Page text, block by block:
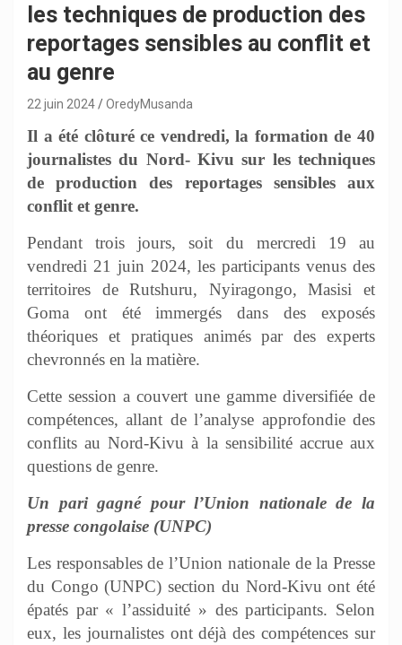
les techniques de production des
reportages sensibles au conflit et
au genre
22 juin 2024 OredyMusanda
Il a été clôturé ce vendredi, la formation de 40
journalistes du Nord- Kivu sur les techniques
de production des reportages sensibles aux
conflit et genre.
Pendant trois jours, soit du mercredi 19 au
vendredi 21 juin 2024, les participants venus des
territoires de Rutshuru, Nyiragongo, Masisi et
Goma ont été immergés dans des exposés
théoriques et pratiques animés par des experts
chevronnés en la matière.
Cette session a couvert une gamme diversifiée de
compétences, allant de l’analyse approfondie des
conflits au Nord-Kivu à la sensibilité accrue aux
questions de genre.
Un pari gagné pour l’Union nationale de la
presse congolaise (UNPC)
Les responsables de l’Union nationale de la Presse
du Congo (UNPC) section du Nord-Kivu ont été
épatés par « l’assiduité » des participants. Selon
eux, les journalistes ont déjà des compétences sur